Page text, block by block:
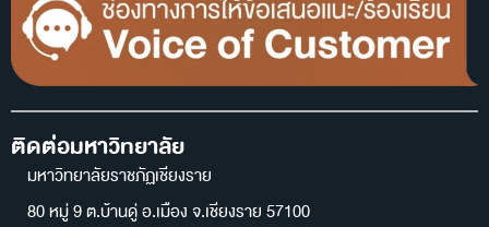
ติดต่อมหาวิทยาลัย
มหาวิทยาลัยราชภัฏเชียงราย
80 หมู่ 9 ต.บ้านดู่ อ.เมือง จ.เชียงราย 57100